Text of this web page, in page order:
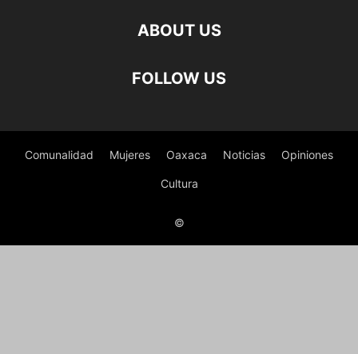
ABOUT US
FOLLOW US
Comunalidad Mujeres Oaxaca Noticias Opiniones
Cultura
©